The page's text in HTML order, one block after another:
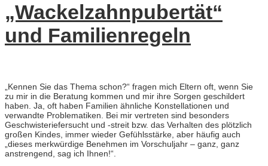
„Wackelzahnpubertät“
und Familienregeln
„Kennen Sie das Thema schon?“ fragen mich Eltern oft, wenn Sie
zu mir in die Beratung kommen und mir ihre Sorgen geschildert
haben. Ja, oft haben Familien ähnliche Konstellationen und
verwandte Problematiken. Bei mir vertreten sind besonders
Geschwisteriefersucht und -streit bzw. das Verhalten des plötzlich
großen Kindes, immer wieder Gefühlsstärke, aber häufig auch
„dieses merkwürdige Benehmen im Vorschuljahr – ganz, ganz
anstrengend, sag ich Ihnen!“.